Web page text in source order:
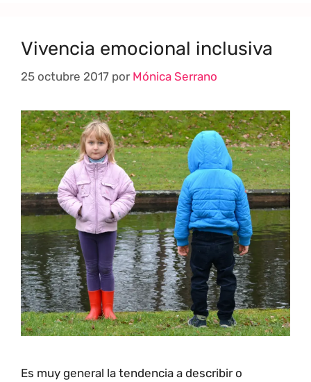
Vivencia emocional inclusiva
25 octubre 2017 por Mónica Serrano
Es muy general la tendencia a describir o